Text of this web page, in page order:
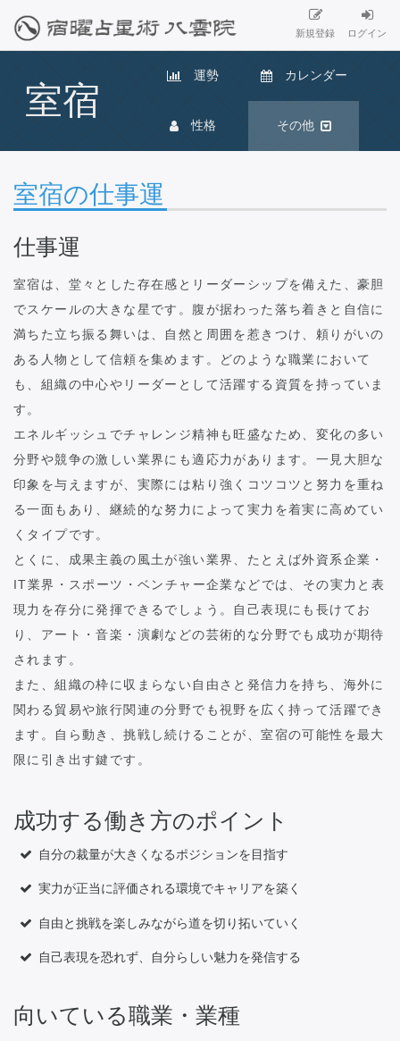
新規登録 ログイン
室宿
運勢 カレンダー
性格 その他
室宿の仕事運
仕事運
室宿は、堂々とした存在感とリーダーシップを備えた、豪胆
でスケールの大きな星です。腹が据わった落ち着きと自信に
満ちた立ち振る舞いは、自然と周囲を惹きつけ、頼りがいの
ある人物として信頼を集めます。どのような職業において
も、組織の中心やリーダーとして活躍する資質を持っていま
す。
エネルギッシュでチャレンジ精神も旺盛なため、変化の多い
分野や競争の激しい業界にも適応力があります。一見大胆な
印象を与えますが、実際には粘り強くコツコツと努力を重ね
る一面もあり、継続的な努力によって実力を着実に高めてい
くタイプです。
とくに、成果主義の風土が強い業界、たとえば外資系企業・
IT業界・スポーツ・ベンチャー企業などでは、その実力と表
現力を存分に発揮できるでしょう。自己表現にも長けてお
り、アート・音楽・演劇などの芸術的な分野でも成功が期待
されます。
また、組織の枠に収まらない自由さと発信力を持ち、海外に
関わる貿易や旅行関連の分野でも視野を広く持って活躍でき
ます。自ら動き、挑戦し続けることが、室宿の可能性を最大
限に引き出す鍵です。
成功する働き方のポイント
自分の裁量が大きくなるポジションを目指す
実力が正当に評価される環境でキャリアを築く
自由と挑戦を楽しみながら道を切り拓いていく
自己表現を恐れず、自分らしい魅力を発信する
向いている職業・業種